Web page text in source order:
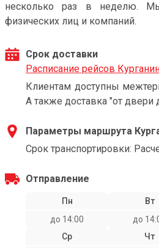
несколько раз в неделю.
физических лиц и компаний.
Срок доставки
Расписание рейсов
Клиентам доступны
А также доставка "от двери
Параметры маршрута
Срок транспортировки:
Отправление
Пн
до 14:00
Вт
до
Ср
Чт